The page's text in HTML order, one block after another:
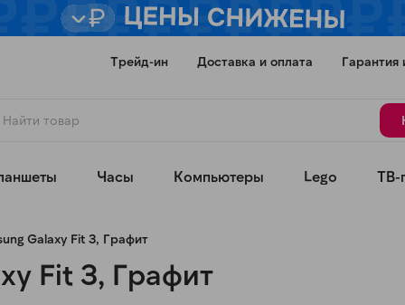
Трейд-ин Доставка и оплата Гарантия
Часы Компьютеры Lego ТВ-
Galaxy Fit 3, Графит
Fit 3, Графит